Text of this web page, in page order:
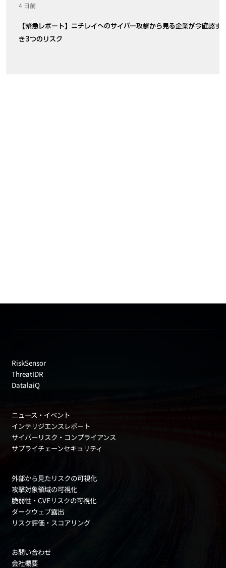
【緊急レポート】ニチレイへのサイバー攻撃から見る企業が今確認す
き3つのリスク
4 日前
RiskSensor
ThreatIDR
DatalaiQ
外部から見たリスクの可視化
攻撃対象領域の可視化
脆弱性・CVEリスクの可視化
ダークウェブ露出
リスク評価・スコアリング
ニュース・イベント
インテリジエンスレポート
サイバーリスク・コンプライアンス
サプライチェーンセキュリティ
お問い合わせ
会社概要